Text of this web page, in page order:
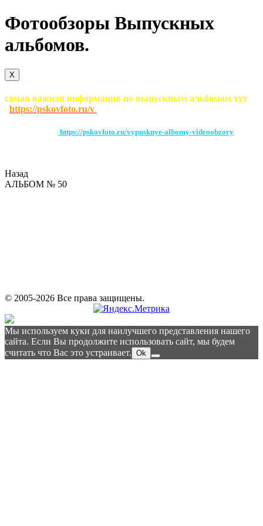
Фотообзоры Выпускных
альбомов.
X
самая важная информация по выпускным альбомам тут
https://pskovfoto.ru/v
https://pskovfoto.ru/vypusknye-albomy-videoobzory
Назад
АЛЬБОМ № 50
© 2005-2026 Все права защищены.
Мы используем куки для наилучшего представления нашего
сайта. Если Вы продолжите использовать сайт, мы будем
считать что Вас это устраивает. Ok